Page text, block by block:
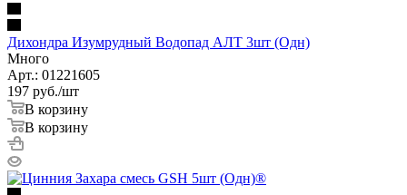
Дихондра Изумрудный Водопад АЛТ 3шт (Одн)
Много
Арт.: 01221605
197 руб./шт
В корзину
В корзину